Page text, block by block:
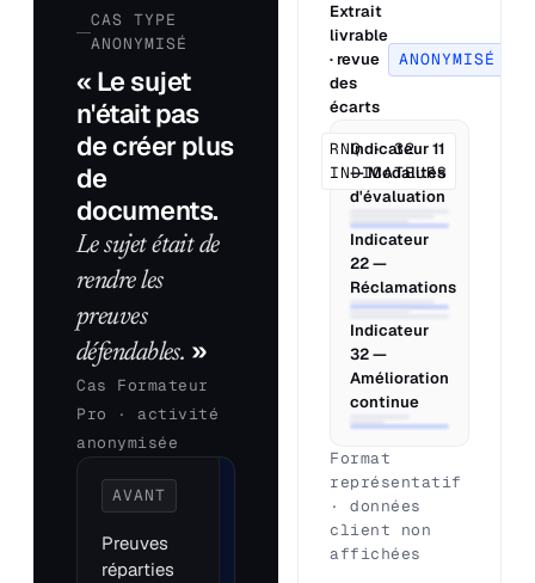
CAS TYPE
ANONYMISÉ
« Le sujet
n'était pas
de créer plus
de
documents.
Le sujet était de
rendre les
preuves
défendables. »
Cas Formateur
Pro · activité
anonymisée
AVANT
Preuves
réparties
PRÉPARATION
Drive organisé
Extrait
livrable
· revue
des
écarts
ANONYMISÉ
RNQ · 32
INDICATEURS
Indicateur 11
— Modalités
d'évaluation
Indicateur
22 —
Réclamations
Indicateur
32 —
Amélioration
continue
Format
représentatif
· données
client non
affichées